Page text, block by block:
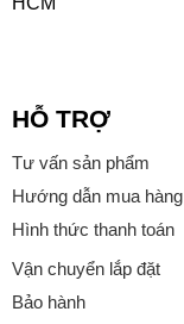
HỖ TRỢ
Tư vấn sản phẩm
Hướng dẫn mua hàng
Hình thức thanh toán
Vận chuyển lắp đặt
Bảo hành